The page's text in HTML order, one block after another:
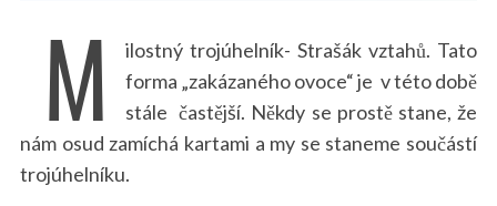
M
ilostný trojúhelník- Strašák vztahů. Tato
forma „zakázaného ovoce“ je v této době
stále častější. Někdy se prostě stane, že
nám osud zamíchá kartami a my se staneme součástí
trojúhelníku.